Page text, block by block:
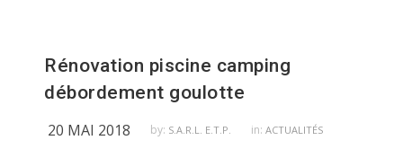
Rénovation piscine camping
débordement goulotte
20 MAI 2018 by: S.A.R.L. E.T.P. in: ACTUALITÉS